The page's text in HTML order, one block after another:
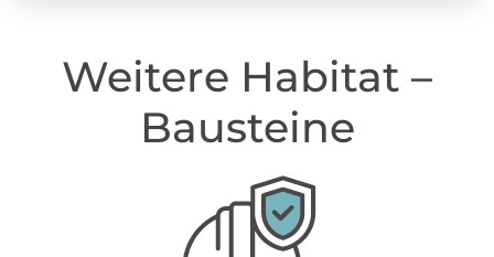
Weitere Habitat –
Bausteine